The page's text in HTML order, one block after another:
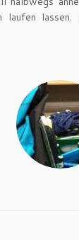
laufen lassen.